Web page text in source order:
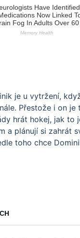
je u vytržení,
Přestože i on
hrát hokej, jak to
a plánují si zahrát
toho chce